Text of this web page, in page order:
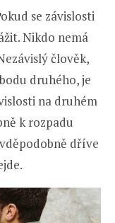
se závislosti
Nikdo nemá
člověk,
druhého, je
na druhém
k rozpadu
dříve